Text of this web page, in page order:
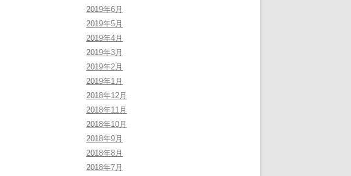
2019年6月
2019年5月
2019年4月
2019年3月
2019年2月
2019年1月
2018年12月
2018年11月
2018年10月
2018年9月
2018年8月
2018年7月